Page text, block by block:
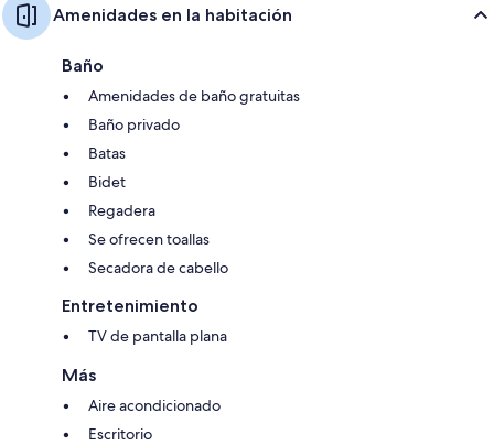
Amenidades en la habitación
Baño
Amenidades de baño gratuitas
Baño privado
Batas
Bidet
Regadera
Se ofrecen toallas
Secadora de cabello
Entretenimiento
TV de pantalla plana
Más
Aire acondicionado
Escritorio